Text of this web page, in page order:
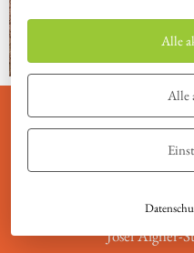
+43
Josef Aigner-
Alle
Alle